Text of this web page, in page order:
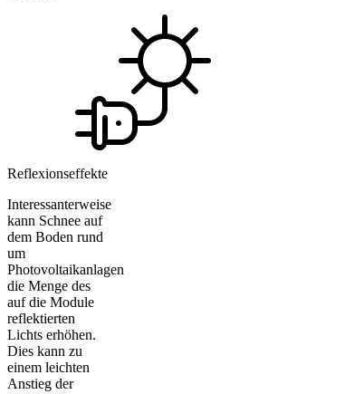
Reflexionseffekte
Interessanterweise
kann Schnee auf
dem Boden rund
um
Photovoltaikanlagen
die Menge des
auf die Module
reflektierten
Lichts erhöhen.
Dies kann zu
einem leichten
Anstieg der